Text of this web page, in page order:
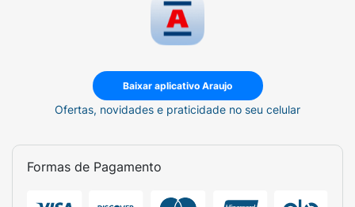
Baixar aplicativo Araujo
Ofertas, novidades e praticidade no seu celular
Formas de Pagamento